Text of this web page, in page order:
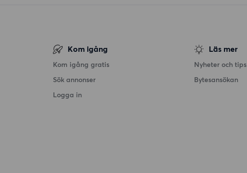
Kom igång
Kom igång gratis
Sök annonser
Logga in
Läs mer
Nyheter och tips
Bytesansökan